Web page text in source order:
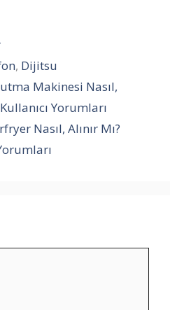
, Dijitsu
Makinesi Nasıl,
Yorumları
Nasıl, Alınır Mı?